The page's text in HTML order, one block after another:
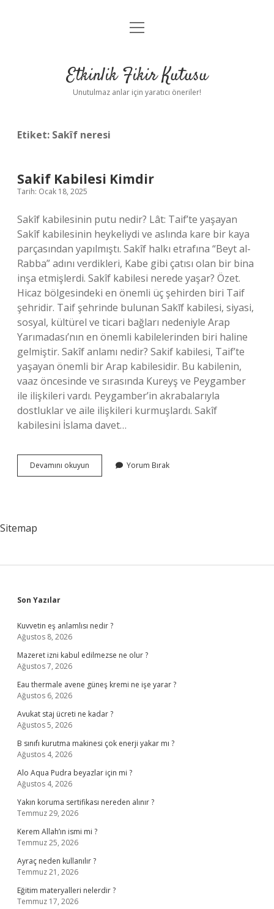
Anasayfa
Yasal Uyarı
menüyü
Etkinlik Fikir Kutusu
Unutulmaz anlar için yaratıcı öneriler!
Etiket: Sakîf neresi
Sakif Kabilesi Kimdir
Tarih: Ocak 18, 2025
Sakîf kabilesinin putu nedir? Lât: Taif’te yaşayan
Sakîf kabilesinin heykeliydi ve aslında kare bir kaya
parçasından yapılmıştı. Sakîf halkı etrafına “Beyt al-
Rabba” adını verdikleri, Kabe gibi çatısı olan bir bina
inşa etmişlerdi. Sakîf kabilesi nerede yaşar? Özet.
Hicaz bölgesindeki en önemli üç şehirden biri Taif
şehridir. Taif şehrinde bulunan Sakīf kabilesi, siyasi,
sosyal, kültürel ve ticari bağları nedeniyle Arap
Yarımadası’nın en önemli kabilelerinden biri haline
gelmiştir. Sakîf anlamı nedir? Sakif kabilesi, Taif’te
yaşayan önemli bir Arap kabilesidir. Bu kabilenin,
vaaz öncesinde ve sırasında Kureyş ve Peygamber
ile ilişkileri vardı. Peygamber’in akrabalarıyla
dostluklar ve aile ilişkileri kurmuşlardı. Sakîf
kabilesini İslama davet…
Devamını okuyun
Kabilesi
Yorum Bırak
Sitemap
Sidebar
Son Yazılar
Kuvvetin eş anlamlısı nedir ?
Ağustos 8, 2026
Mazeret izni kabul edilmezse ne olur ?
Ağustos 7, 2026
Eau thermale avene güneş kremi ne işe yarar ?
Ağustos 6, 2026
Avukat staj ücreti ne kadar ?
Ağustos 5, 2026
B sınıfı kurutma makinesi çok enerji yakar mı ?
Ağustos 4, 2026
Alo Aqua Pudra beyazlar için mi ?
Ağustos 4, 2026
Yakın koruma sertifikası nereden alınır ?
Temmuz 29, 2026
Kerem Allah’ın ismi mi ?
Temmuz 25, 2026
Ayraç neden kullanılır ?
Temmuz 21, 2026
Eğitim materyalleri nelerdir ?
Temmuz 17, 2026